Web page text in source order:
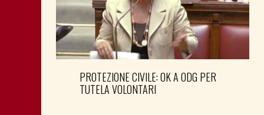
PROTEZIONE CIVILE: OK A ODG PER
TUTELA VOLONTARI